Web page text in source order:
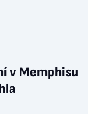
v Memphisu